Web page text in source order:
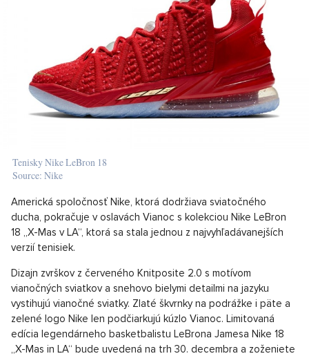
Tenisky Nike LeBron 18
Source: Nike
Americká spoločnosť Nike, ktorá dodržiava sviatočného
ducha, pokračuje v oslavách Vianoc s kolekciou Nike LeBron
18 „X-Mas v LA“, ktorá sa stala jednou z najvyhľadávanejších
verzií tenisiek.
Dizajn zvrškov z červeného Knitposite 2.0 s motívom
vianočných sviatkov a snehovo bielymi detailmi na jazyku
vystihujú vianočné sviatky. Zlaté škvrnky na podrážke i päte a
zelené logo Nike len podčiarkujú kúzlo Vianoc. Limitovaná
edícia legendárneho basketbalistu LeBrona Jamesa Nike 18
„X-Mas in LA“ bude uvedená na trh 30. decembra a zoženiete